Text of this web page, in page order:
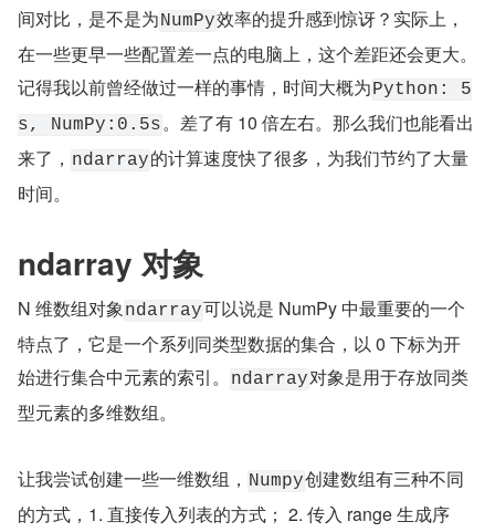
间对比，是不是为NumPy效率的提升感到惊讶？实际上，
在一些更早一些配置差一点的电脑上，这个差距还会更大。
记得我以前曾经做过一样的事情，时间大概为Python: 5
s, NumPy:0.5s。差了有 10 倍左右。那么我们也能看出
来了， ndarray的计算速度快了很多，为我们节约了大量
时间。
ndarray 对象
N 维数组对象ndarray可以说是 NumPy 中最重要的一个
特点了，它是一个系列同类型数据的集合，以 0 下标为开
始进行集合中元素的索引。
ndarray对象是用于存放同类
型元素的多维数组。
让我尝试创建一些一维数组， Numpy创建数组有三种不同
的方式，1. 直接传入列表的方式； 2. 传入 range 生成序